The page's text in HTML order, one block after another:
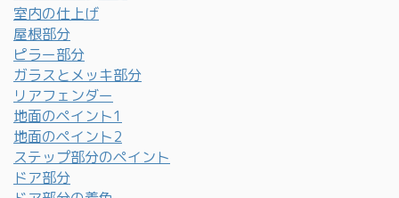
室内の仕上げ
屋根部分
ピラー部分
ガラスとメッキ部分
リアフェンダー
地面のペイント1
地面のペイント2
ステップ部分のペイント
ドア部分